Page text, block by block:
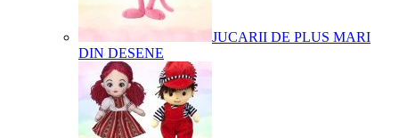
JUCARII DE PLUS MARI
DIN DESENE